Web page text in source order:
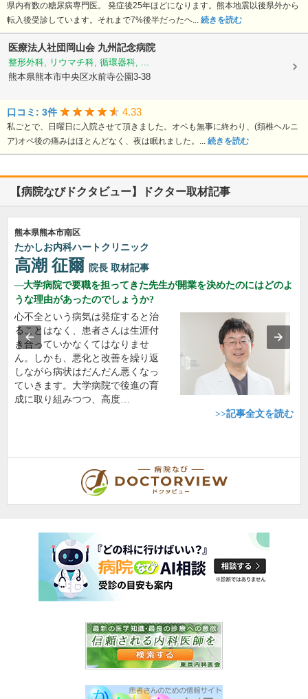
県内有数の糖尿病専門医。 発症後25年ほどになります。熊本地震以後県外から
転入後受診しています。それまで7%後半だったヘ... 続きを読む
医療法人社団岡山会 九州記念病院
整形外科, リウマチ科, 循環器科, ...
熊本県熊本市中央区水前寺公園3-38
口コミ: 3件 4.33
私ごとで、日曜日に入院させて頂きました。オペも無事に終わり、(頚椎ヘルニ
ア)オペ後の痛みはほとんどなく、夜は眠れました。... 続きを読む
【病院なびドクタビュー】ドクター取材記事
熊本県熊本市南区
たかしお内科ハートクリニック
高潮 征爾 院長 取材記事
大学病院で要職を担ってきた先生が開業を決めたのにはどのよ
うな理由があったのでしょうか?
心不全という病気は発症すると治
ることはなく、患者さんは生涯付
き合っていかなくてはなりませ
ん。しかも、悪化と改善を繰り返
しながら病状はだんだん悪くなっ
ていきます。大学病院で後進の育
成に取り組みつつ、高度…
>>記事全文を読む